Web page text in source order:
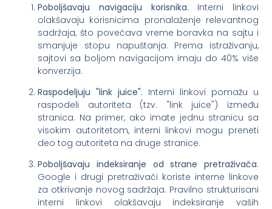
Poboljšavaju navigaciju korisnika: Interni linkovi
olakšavaju korisnicima pronalaženje relevantnog
sadržaja, što povećava vreme boravka na sajtu i
smanjuje stopu napuštanja. Prema istraživanju,
sajtovi sa boljom navigacijom imaju do 40% više
konverzija.
Raspodeljuju "link juice": Interni linkovi pomažu u
raspodeli autoriteta (tzv. "link juice") između
stranica. Na primer, ako imate jednu stranicu sa
visokim autoritetom, interni linkovi mogu preneti
deo tog autoriteta na druge stranice.
Poboljšavaju indeksiranje od strane pretraživača:
Google i drugi pretraživači koriste interne linkove
za otkrivanje novog sadržaja. Pravilno strukturisani
interni linkovi olakšavaju indeksiranje vaših